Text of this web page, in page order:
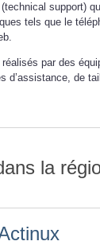
(technical support)
tels que le
par des
d’assistance, de
la